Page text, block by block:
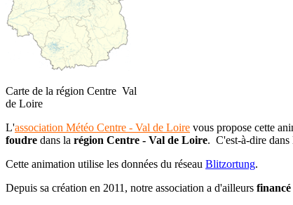
Carte de la région Centre Val
de Loire
L'association Météo Centre - Val de Loire vous propose cette
foudre dans la région Centre - Val de Loire. C'est-à-dire dans
Cette animation utilise les données du réseau Blitzortung.
Depuis sa création en 2011, notre association a d'ailleurs